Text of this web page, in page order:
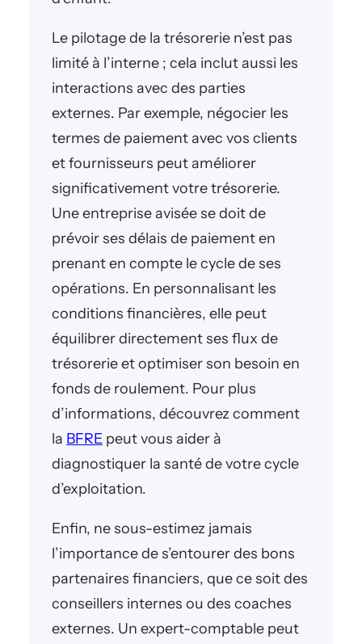
Le pilotage de la trésorerie n’est pas
limité à l’interne ; cela inclut aussi les
interactions avec des parties
externes. Par exemple, négocier les
termes de paiement avec vos clients
et fournisseurs peut améliorer
significativement votre trésorerie.
Une entreprise avisée se doit de
prévoir ses délais de paiement en
prenant en compte le cycle de ses
opérations. En personnalisant les
conditions financières, elle peut
équilibrer directement ses flux de
trésorerie et optimiser son besoin en
fonds de roulement. Pour plus
d’informations, découvrez comment
la BFRE peut vous aider à
diagnostiquer la santé de votre cycle
d’exploitation.
Enfin, ne sous-estimez jamais
l’importance de s’entourer des bons
partenaires financiers, que ce soit des
conseillers internes ou des coaches
externes. Un expert-comptable peut